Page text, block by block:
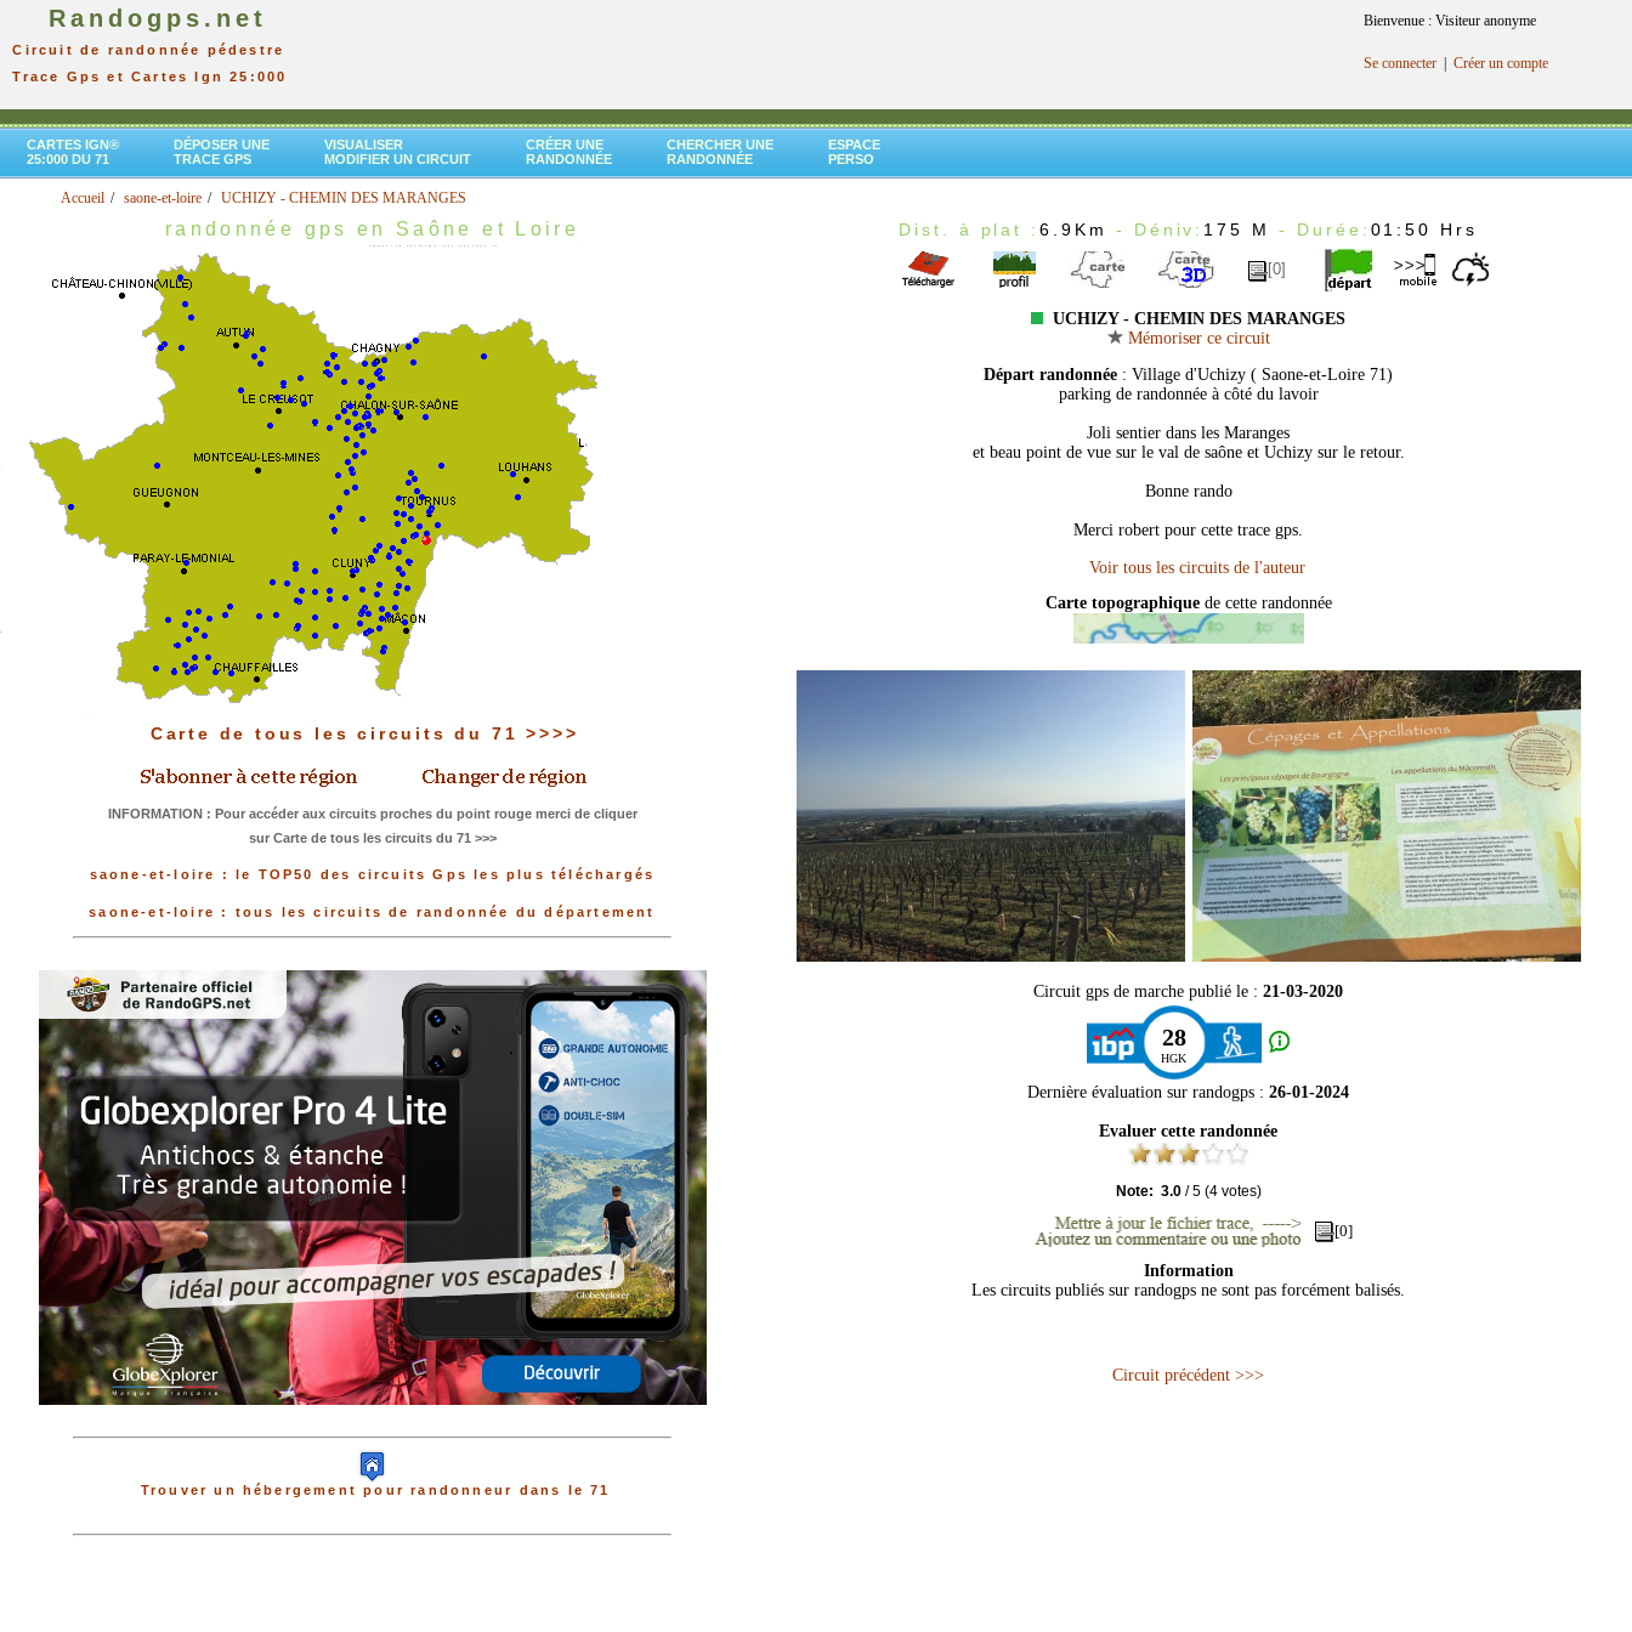
Randogps.net
Circuit de randonnée pédestre
Trace Gps et Cartes Ign 25:000
Bienvenue : Visiteur anonyme
Se connecter Créer un compte
CARTES IGN®
25:000 DU 71
DÉPOSER UNE
TRACE GPS
VISUALISER
MODIFIER UN CIRCUIT
CRÉER UNE
RANDONNÉE
CHERCHER UNE
RANDONNÉE
ESPACE
PERSO
Accueil saone-et-loire UCHIZY - CHEMIN DES MARANGES
randonnée gps en Saône et Loire
Carte de tous les circuits du 71 >>>>
INFORMATION : Pour accéder aux circuits proches du point rouge merci de cliquer
sur Carte de tous les circuits du 71 >>>
saone-et-loire : le TOP50 des circuits Gps les plus téléchargés
saone-et-loire : tous les circuits de randonnée du département
Trouver un hébergement pour randonneur dans le 71
Dist. à plat :6.9Km - Déniv: 175 M - Durée: 01:50 Hrs
[0]
UCHIZY - CHEMIN DES MARANGES
Mémoriser ce circuit
Départ randonnée : Village d'Uchizy ( Saone-et-Loire 71)
parking de randonnée à côté du lavoir
Joli sentier dans les Maranges
et beau point de vue sur le val de saône et Uchizy sur le retour.
Bonne rando
Merci robert pour cette trace gps.
Carte topographique de cette randonnée
Circuit gps de marche publié le : 21-03-2020
28
HGK
Dernière évaluation sur randogps : 26-01-2024
Evaluer cette randonnée
Note: 3.0/5(4votes)
[0]
Information
Les circuits publiés sur randogps ne sont pas forcément balisés.
Circuit précédent >>>